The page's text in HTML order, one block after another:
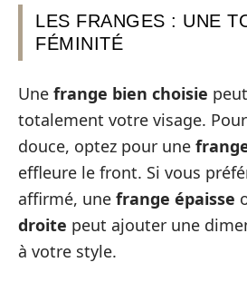
LES FRANGES : UNE
FÉMINITÉ
Une frange bien choisie
totalement votre visage.
douce, optez pour une
effleure le front. Si vous
affirmé, une frange épaisse
droite peut ajouter une
à votre style.